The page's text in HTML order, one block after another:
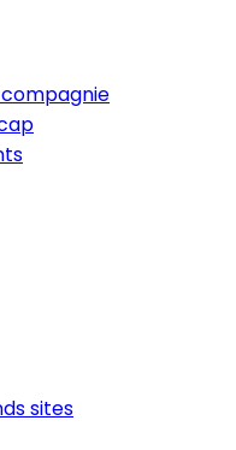
sites